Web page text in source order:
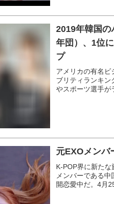
2019年韓国
年団）、1位
プ
アメリカの有名ビ
ブリティランキン
やスポーツ選手が
元EXOメンバ
K-POP界に新た
メンバーである
開恋愛中だ。4月